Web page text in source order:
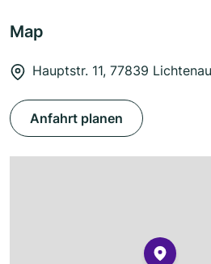
Map
Hauptstr. 11, 77839 Lichtenau
Anfahrt planen